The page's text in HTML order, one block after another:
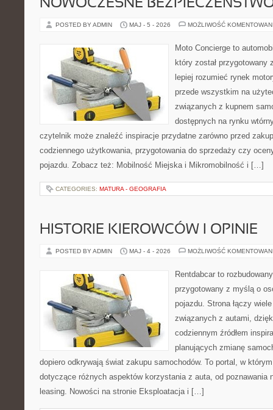
NOWOCZESNE
POSTED BY ADMIN MAJ - 5 - 2026 MOŻLIWOŚĆ
Moto Concierge to
który został
lepiej rozumieć rynek
przede wszystkim na
związanych z kupnem
dostępnych na rynku
czytelnik może znaleźć inspiracje przydatne zarówno przed
codziennego użytkowania, przygotowania do sprzedaży czy
pojazdu. Zobacz też: Mobilność Miejska i Mikromobilność i […]
CATEGORIES: MATURA - GEOGRAFIA
HISTORIE KIEROWCÓW I OPINIE
POSTED BY ADMIN MAJ - 4 - 2026 MOŻLIWOŚĆ
Rentdabcar to
przygotowany z myślą o
pojazdu. Strona łączy
związanych z autami,
codziennym źródłem
planujących zmianę
dopiero odkrywają świat zakupu samochodów. To portal, w
dotyczące różnych aspektów korzystania z auta, od poznawania
leasing. Nowości na stronie Eksploatacja i […]